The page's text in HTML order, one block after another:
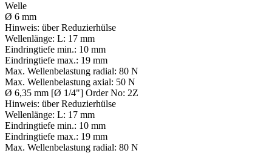
Welle
Ø 6 mm
Hinweis: über Reduzierhülse
Wellenlänge: L: 17 mm
Eindringtiefe min.: 10 mm
Eindringtiefe max.: 19 mm
Max. Wellenbelastung radial: 80 N
Max. Wellenbelastung axial: 50 N
Ø 6,35 mm [Ø 1/4"] Order No: 2Z
Hinweis: über Reduzierhülse
Wellenlänge: L: 17 mm
Eindringtiefe min.: 10 mm
Eindringtiefe max.: 19 mm
Max. Wellenbelastung radial: 80 N